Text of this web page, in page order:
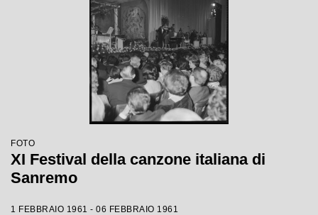
FOTO
XI Festival della canzone italiana di
Sanremo
1 FEBBRAIO 1961 - 06 FEBBRAIO 1961